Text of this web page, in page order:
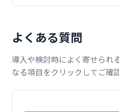
よくある質問
導入や検討時によく寄せられ
なる項目をクリックしてご確